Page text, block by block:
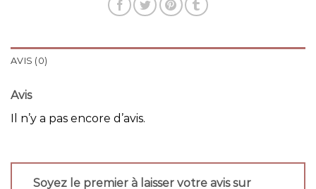
AVIS (0)
Avis
Il n’y a pas encore d’avis.
Soyez le premier à laisser votre avis sur